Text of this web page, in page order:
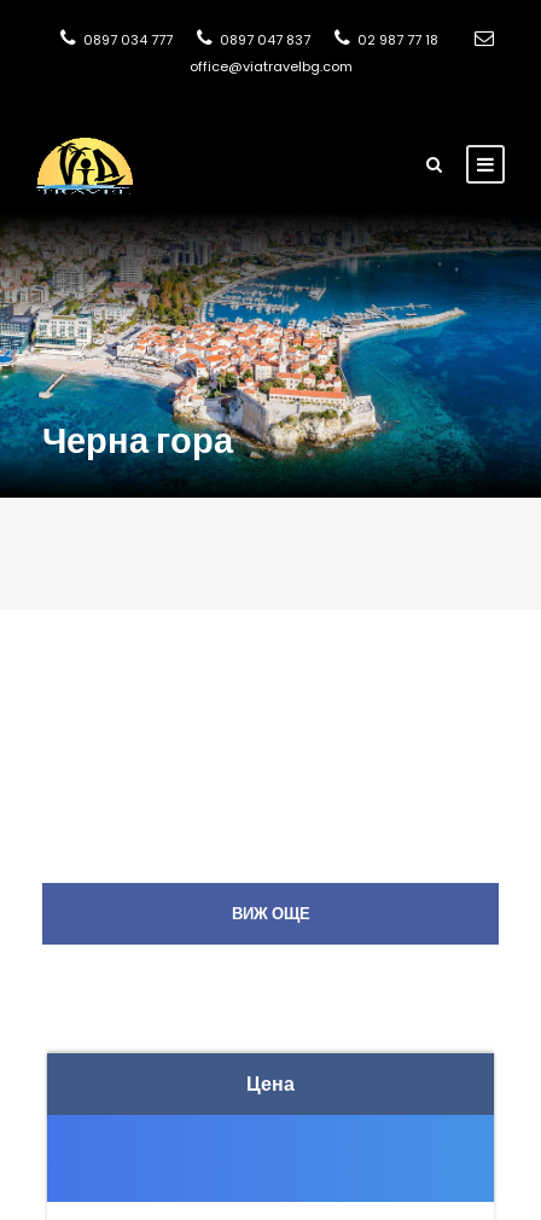
0897 034 777 0897 047 837
02 987 77 18
office@viatravelbg.com
Черна гора
Цена
ВИЖ ОЩЕ